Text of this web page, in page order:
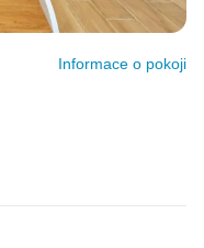
Informace o pokoji